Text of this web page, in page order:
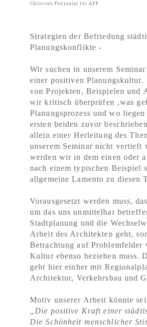
Christine Poujoulat für AFP
Strategien der Befriedung
Planungskonflikte -
Wir suchen in unserem
einer positiven Planungskultur.
von Projekten, Beispielen und
wir kritisch überprüfen ‚was
Planungsprozess und wo
ersten beiden zuvor
allein einer Herleitung des
unserem Seminar nicht vertieft
werden wir in dem einen oder
nach einem typischen Beispiel
allgemeine Lamento zu diesen
Vorausgesetzt werden muss,
um das uns unmittelbar
Stadtplanung und die
Arbeit des Architekten geht,
Betrachtung auf Problemfelder
Kultur ebenso beziehen muss.
geht hier einher mit
Architektur, Verkehrsbau und
Motiv unserer Arbeit könnte
„Die positive Kraft einer
Die Schönheit menschlicher